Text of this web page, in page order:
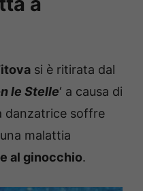
si è ritirata dal
le Stelle‘ a causa di
danzatrice soffre
malattia
al ginocchio.